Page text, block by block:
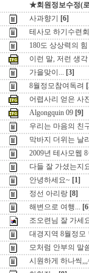
★회원정보수정(
사과향기
[6]
테사모 하기수련
180도 상상력의
이런 말, 저런 생각
가을맞이... [3]
8월정모참여독려
어렵사리 얻은 사
Algongquin 09 [9]
우리는 마음의 친
막바지 더위는 날
2009년 테사모웹
다들 잘 가셨는지
안녕하세요~ [1]
정선 아리랑 [8]
해변으로 여행...
조오련님 잘 가세
대경지역 8월정모
모처럼 안부의 말
시원하게 하나씩